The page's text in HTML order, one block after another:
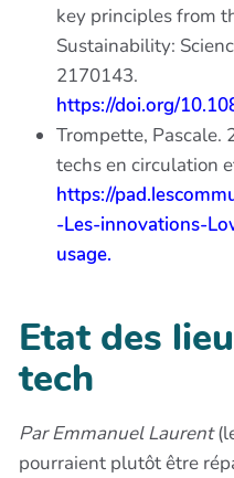
key principles from
Sustainability:
2170143.
https://doi.org/
Trompette, Pascale.
techs en circulation
https://
-Les-innovations-
usage.
Etat des
tech
Par Emmanuel Laurent
pourraient plutôt être